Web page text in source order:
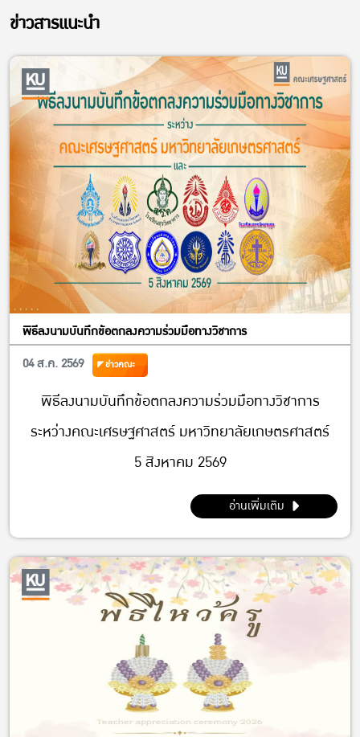
ข่าวสารแนะนำ
พิธีลงนามบันทึกข้อตกลงความร่วมมือทางวิชาการ
04 ส.ค. 2569
ข่าวคณะ
พิธีลงนามบันทึกข้อตกลงความร่วมมือทางวิชาการ
ระหว่างคณะเศรษฐศาสตร์ มหาวิทยาลัยเกษตรศาสตร์
5 สิงหาคม 2569
อ่านเพิ่มเติม